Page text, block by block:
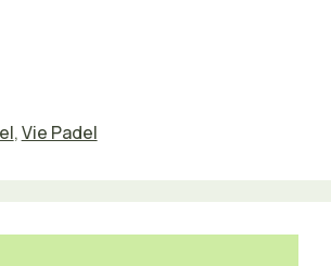
,Vie Padel